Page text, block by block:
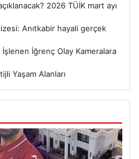
2026 TÜİK mart ayı
Anıtkabir hayali gerçek
İşlenen İğrenç Olay Kameralara
Yaşam Alanları